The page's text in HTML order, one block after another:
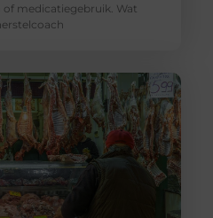
medicatiegebruik. Wat